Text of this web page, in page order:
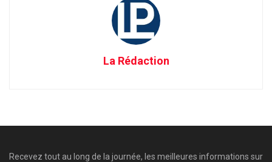
La Rédaction
Recevez tout au long de la journée, les meilleures informations sur